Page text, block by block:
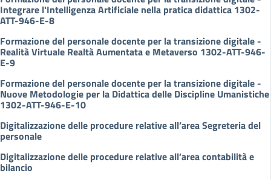
Integrare l'Intelligenza Artificiale nella pratica didattica 1302-
ATT-946-E-8
Formazione del personale docente per la transizione digitale -
Realità Virtuale Realtà Aumentata e Metaverso 1302-ATT-946-
E-9
Formazione del personale docente per la transizione digitale -
Nuove Metodologie per la Didattica delle Discipline Umanistiche
1302-ATT-946-E-10
Digitalizzazione delle procedure relative all’area Segreteria del
personale
Digitalizzazione delle procedure relative all’area contabilità e
bilancio